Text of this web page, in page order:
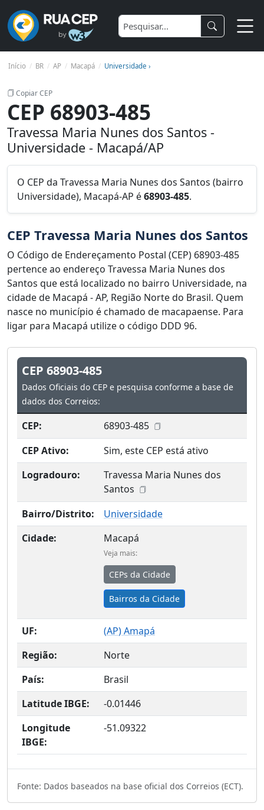
Início BR AP Macapá Universidade ›
Copiar CEP
CEP 68903-485
Travessa Maria Nunes dos Santos -
Universidade - Macapá/AP
O CEP da Travessa Maria Nunes dos Santos (bairro
Universidade), Macapá-AP é68903-485.
CEP Travessa Maria Nunes dos Santos
O Código de Endereçamento Postal (CEP) 68903-485
pertence ao endereço Travessa Maria Nunes dos
Santos que está localizado no bairro Universidade, na
cidade de Macapá - AP, Região Norte do Brasil. Quem
nasce no município é chamado de macapaense. Para
ligar para Macapá utilize o código DDD 96.
CEP 68903-485
Dados Oficiais do CEP e pesquisa conforme a base de
dados dos Correios:
CEP:
68903-485
CEP Ativo:
Sim, este CEP está ativo
Logradouro:
Travessa Maria Nunes dos
Santos
Bairro/Distrito:
Universidade
Cidade:
Macapá
Veja mais:
CEPs da Cidade
Bairros da Cidade
UF: (AP) Amapá
Região:
Norte
País:
Brasil
Latitude IBGE:
-0.01446
Longitude
IBGE:
-51.09322
Fonte: Dados baseados na base oficial dos Correios (ECT).